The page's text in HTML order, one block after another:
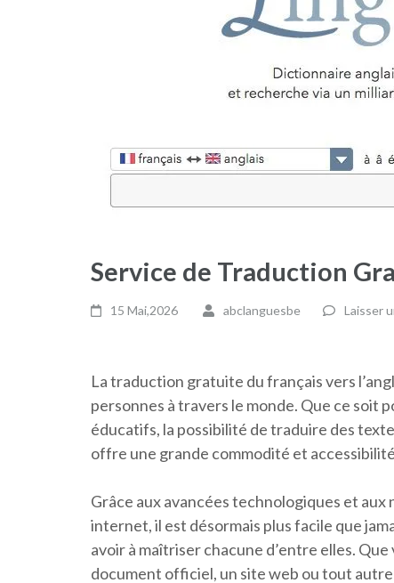
Service de Traduction
15 Mai,2026 abclanguesbe Laisser
La traduction gratuite du français vers
personnes à travers le monde. Que ce soit
éducatifs, la possibilité de traduire des
offre une grande commodité et
Grâce aux avancées technologiques et
internet, il est désormais plus facile que
avoir à maîtriser chacune d’entre elles.
document officiel, un site web ou tout